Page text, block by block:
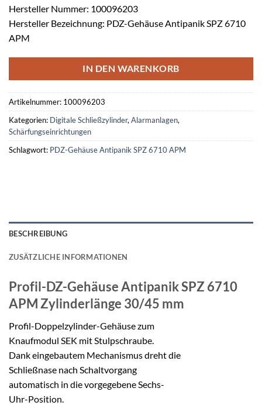
Hersteller Nummer: 100096203
Hersteller Bezeichnung: PDZ-Gehäuse Antipanik SPZ 6710
APM
IN DEN WARENKORB
Artikelnummer: 100096203
Kategorien: Digitale Schließzylinder, Alarmanlagen,
Schärfungseinrichtungen
Schlagwort: PDZ-Gehäuse Antipanik SPZ 6710 APM
BESCHREIBUNG
ZUSÄTZLICHE INFORMATIONEN
Profil-DZ-Gehäuse Antipanik SPZ 6710
APMZylinderlänge 30/45 mm
Profil-Doppelzylinder-Gehäuse zum
Knaufmodul SEK mit Stulpschraube.
Dank eingebautem Mechanismus dreht die
Schließnase nach Schaltvorgang
automatisch in die vorgegebene Sechs-
Uhr-Position.